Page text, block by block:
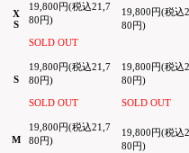
X
S
19,800円(税込21,7
80円)
SOLD OUT
19,800円(税込
80円)
S
19,800円(税込21,7
80円)
SOLD OUT
19,800円(税込
80円)
SOLD OUT
M
19,800円(税込21,7
80円)
19,800円(税込
80円)